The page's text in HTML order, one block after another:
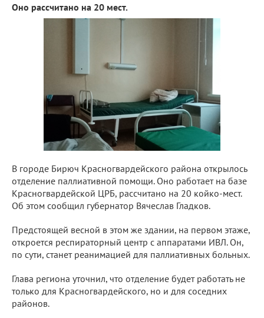
Оно рассчитано на 20 мест.
В городе Бирюч Красногвардейского района открылось
отделение паллиативной помощи. Оно работает на базе
Красногвардейской ЦРБ, рассчитано на 20 койко-мест.
Об этом сообщил губернатор Вячеслав Гладков.
Предстоящей весной в этом же здании, на первом этаже,
откроется респираторный центр с аппаратами ИВЛ. Он,
по сути, станет реанимацией для паллиативных больных.
Глава региона уточнил, что отделение будет работать не
только для Красногвардейского, но и для соседних
районов.